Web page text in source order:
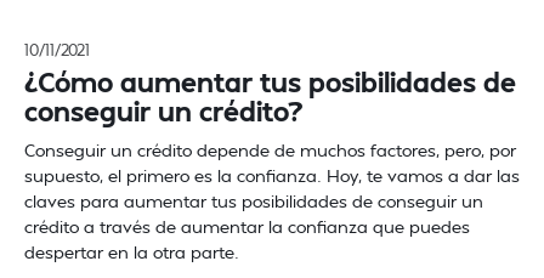
10/11/2021
¿Cómo aumentar tus posibilidades de
conseguir un crédito?
Conseguir un crédito depende de muchos factores, pero, por
supuesto, el primero es la confianza. Hoy, te vamos a dar las
claves para aumentar tus posibilidades de conseguir un
crédito a través de aumentar la confianza que puedes
despertar en la otra parte.